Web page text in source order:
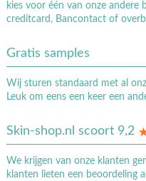
kies voor één van onze andere
creditcard, Bancontact of
Gratis samples
Wij sturen standaard met al
Leuk om eens een keer een
Skin-shop.nl scoort 9,2
We krijgen van onze klanten
klanten lieten een beoordeling